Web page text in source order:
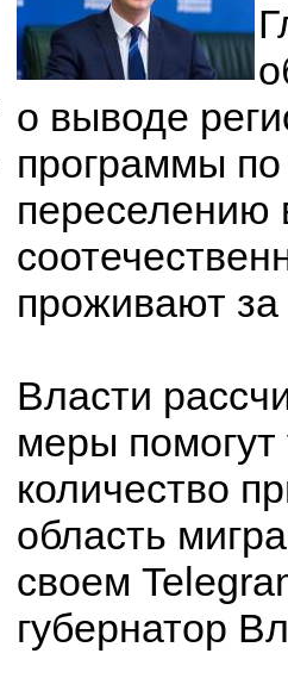
о выводе
программы
переселению
проживают за
Власти
меры
количество
область
своем
губернатор